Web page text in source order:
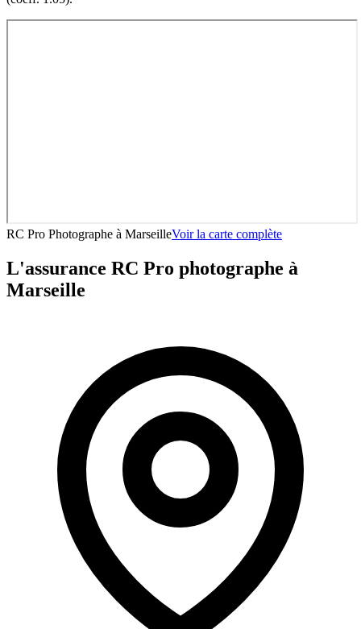
RC Pro Photographe à MarseilleVoir la carte complète
L'assurance RC Pro photographe à
Marseille